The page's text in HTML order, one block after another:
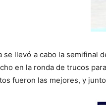
se llevó a cabo la semifinal
en la ronda de trucos
fueron las mejores, y